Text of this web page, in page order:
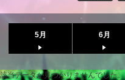
5月 6月
該当データが見つかりませんでした。